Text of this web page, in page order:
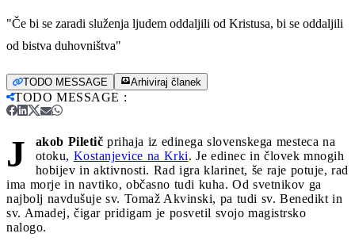
"Če bi se zaradi služenja ljudem oddaljili od Kristusa, bi se oddaljili
od bistva duhovništva"
TODO MESSAGE Arhiviraj članek
TODO MESSAGE :
J akob Piletič prihaja iz edinega slovenskega mesteca na
otoku, Kostanjevice na Krki. Je edinec in človek mnogih
hobijev in aktivnosti. Rad igra klarinet, še raje potuje, rad
ima morje in navtiko, občasno tudi kuha. Od svetnikov ga
najbolj navdušuje sv. Tomaž Akvinski, pa tudi sv. Benedikt in
sv. Amadej, čigar pridigam je posvetil svojo magistrsko
nalogo.